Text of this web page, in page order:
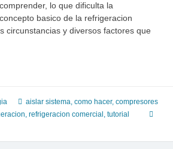
lo que dificulta la
basico de la refrigeracion
circunstancias y diversos factores que
aislar sistema, como hacer, compresores
, refrigeracion comercial , tutorial